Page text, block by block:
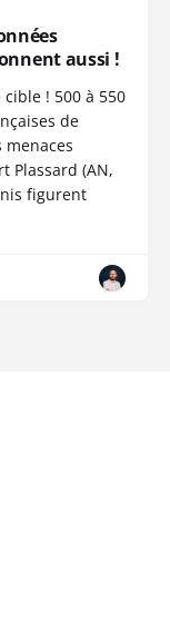
aussi !
! 500 à 550
de
menaces
Plassard (AN,
figurent